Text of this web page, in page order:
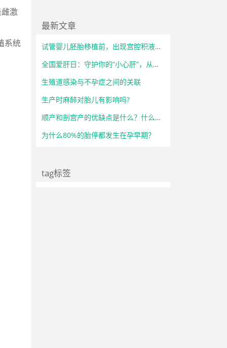
激
系统
最新文章
试管婴儿胚胎移植前，出现宫腔积液怎么办？
全国爱肝日：守护你的“小心肝”，从了解开始！
生殖道感染与不孕症之间的关联
生产时麻醉对胎儿有影响吗?
顺产和剖宫产的优缺点是什么？什么情况下必须选择剖宫产？
为什么80%的胎停都发生在孕早期？
tag标签